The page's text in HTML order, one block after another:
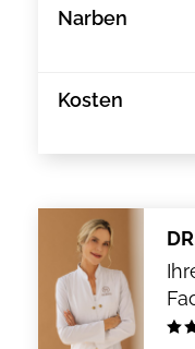
Narben
Kosten